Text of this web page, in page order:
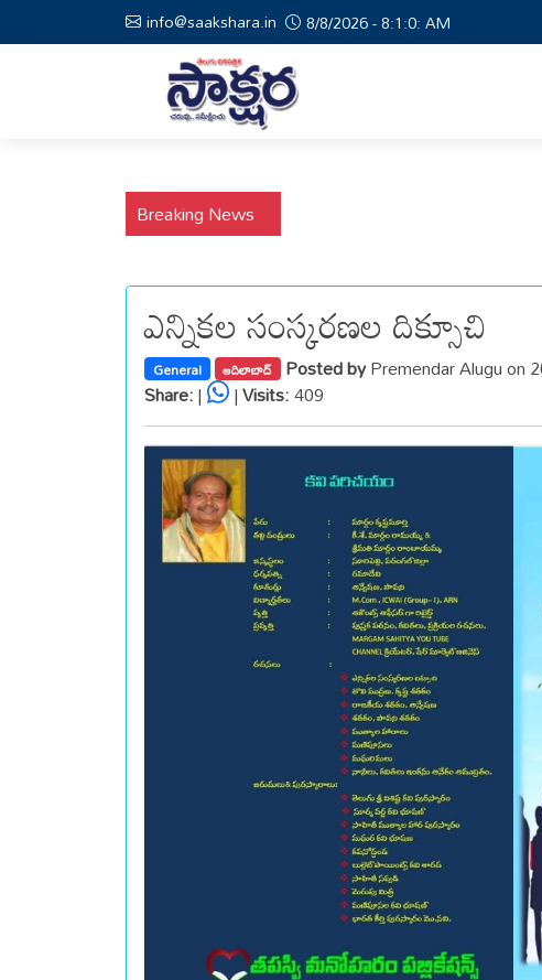
info@saakshara.in 8/8/2026 - 8:1:1: AM
Breaking News
ఎన్నికల సంస్కరణల దిక్సూచి
General ఆదిలాబాద్ Posted byPremendar Alugu on
Share:| |Visits:409